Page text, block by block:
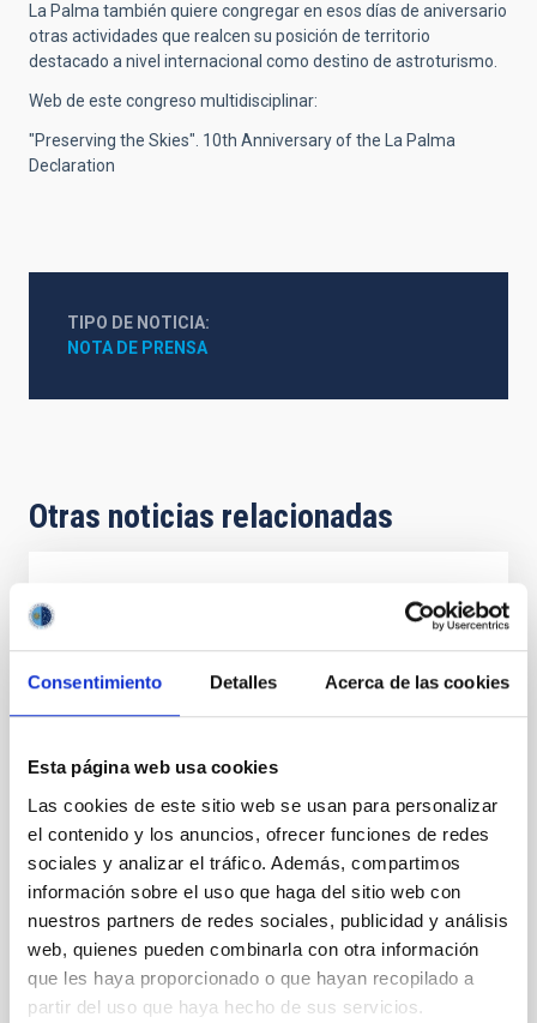
Consentimiento Detalles Acerca de las cookies
Esta página web usa cookies
Las cookies de este sitio web se usan para personalizar
el contenido y los anuncios, ofrecer funciones de redes
sociales y analizar el tráfico. Además, compartimos
información sobre el uso que haga del sitio web con
nuestros partners de redes sociales, publicidad y análisis
web, quienes pueden combinarla con otra información
que les haya proporcionado o que hayan recopilado a
partir del uso que haya hecho de sus servicios.
La Palma también quiere congregar en esos días de aniversario
otras actividades que realcen su posición de territorio
destacado a nivel internacional como destino de astroturismo.
Web de este congreso multidisciplinar:
"Preserving the Skies". 10th Anniversary of the La Palma
Declaration
TIPO DE NOTICIA
NOTA DE PRENSA
Otras noticias relacionadas
de observaciones para desentrañar el
personal investigador del Instituto de Astrofísica de
Canarias (IAC), ha puesto en marcha un ambicioso
programa para cartografiar los exoplanetas situados
alrededor del “desierto neptuniano” ­ ­–una región en
torno a estrellas donde son muy raros los planetas
del tamaño de Neptuno– con el fin de comprender
mejor los mecanismos de evolución y formación de
los sistemas planetarios. Este proyecto científico ha
dado sus primeros resultados con la observación del
sistema planetario TOI-421. El análisis de este